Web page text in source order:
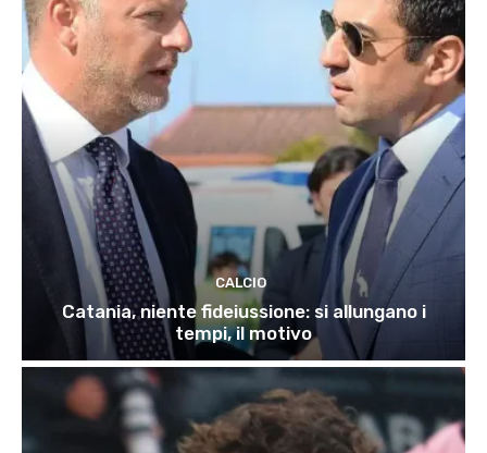
CALCIO
Catania, niente fideiussione: si allungano i
tempi, il motivo